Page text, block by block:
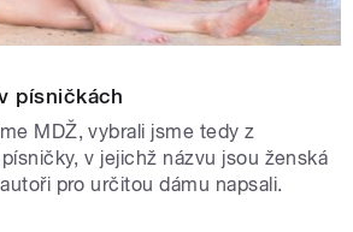
písničkách
MDŽ, vybrali jsme tedy z
v jejichž názvu jsou ženská
pro určitou dámu napsali.